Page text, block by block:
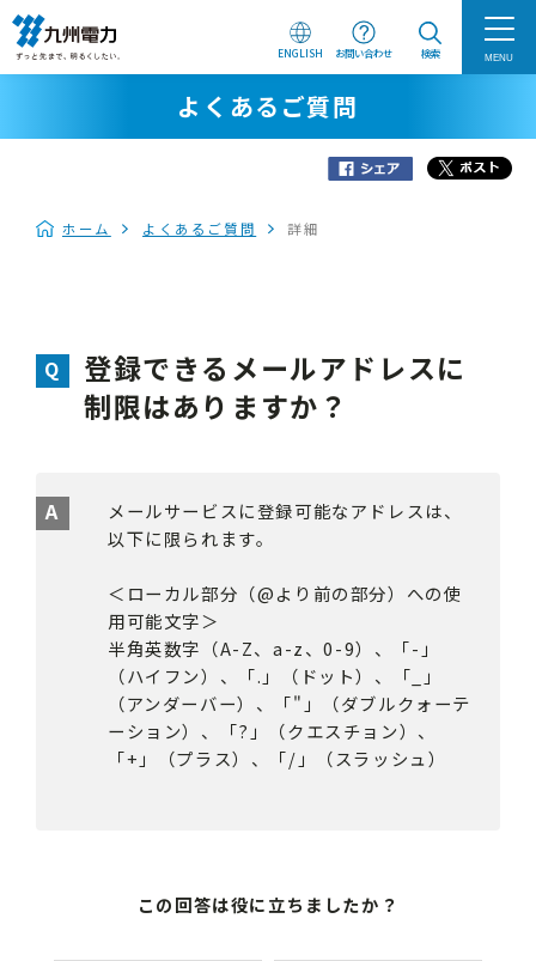
ENGLISH お問い合わせ 検索 MENU
よくあるご質問
ホーム よくあるご質問 詳細
登録できるメールアドレスに
制限はありますか？
メールサービスに登録可能なアドレスは、
以下に限られます。
＜ローカル部分（@より前の部分）への使
用可能文字＞
半角英数字（A-Z、a-z、0-9）、「-」
（ハイフン）、「.」（ドット）、「_」
（アンダーバー）、「"」（ダブルクォーテ
ーション）、「?」（クエスチョン）、
「+」（プラス）、「/」（スラッシュ）
この回答は役に立ちましたか？